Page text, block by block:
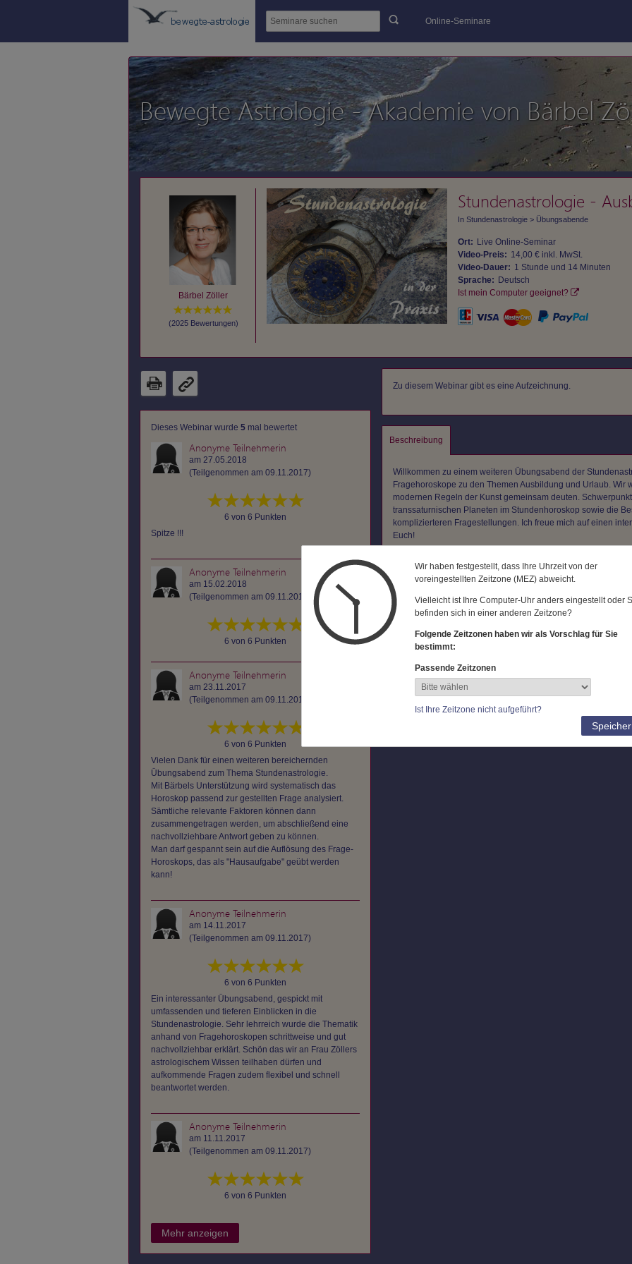
Online-Seminare
Bewegte Astrologie - Akademie von Bärbel
Bärbel Zöller
(2025Bewertungen)
Stundenastrologie -
In Stundenastrologie > Übungsabende
Ort: Live Online-Seminar
Video-Preis: 14,00 € inkl. MwSt.
Video-Dauer: 1 Stunde und 14 Minuten
Sprache: Deutsch
Ist mein Computer geeignet?
Dieses Webinar wurde 5 mal bewertet
Anonyme Teilnehmerin
am 27.05.2018
(Teilgenommen am 09.11.2017)
6 von 6 Punkten
Spitze !!!
Anonyme Teilnehmerin
am 15.02.2018
(Teilgenommen am 09.11.2017)
6 von 6 Punkten
Anonyme Teilnehmerin
am 23.11.2017
(Teilgenommen am 09.11.2017)
6 von 6 Punkten
Vielen Dank für einen weiteren bereichernden
Übungsabend zum Thema Stundenastrologie.
Mit Bärbels Unterstützung wird systematisch das
Horoskop passend zur gestellten Frage analysiert.
Sämtliche relevante Faktoren können dann
zusammengetragen werden, um abschließend eine
nachvollziehbare Antwort geben zu können.
Man darf gespannt sein auf die Auflösung des Frage-
Horoskops, das als "Hausaufgabe" geübt werden
kann!
Anonyme Teilnehmerin
am 14.11.2017
(Teilgenommen am 09.11.2017)
6 von 6 Punkten
Ein interessanter Übungsabend, gespickt mit
umfassenden und tieferen Einblicken in die
Stundenastrologie. Sehr lehrreich wurde die Thematik
anhand von Fragehoroskopen schrittweise und gut
nachvollziehbar erklärt. Schön das wir an Frau Zöllers
astrologischem Wissen teilhaben dürfen und
aufkommende Fragen zudem flexibel und schnell
beantwortet werden.
Anonyme Teilnehmerin
am 11.11.2017
(Teilgenommen am 09.11.2017)
6 von 6 Punkten
Mehr anzeigen
Zu diesem Webinar gibt es eine Aufzeichnung.
Beschreibung
Willkommen zu einem weiteren Übungsabend der
Fragehoroskope zu den Themen Ausbildung und Urlaub.
modernen Regeln der Kunst gemeinsam deuten.
transsaturnischen Planeten im Stundenhoroskop sowie die
komplizierteren Fragestellungen. Ich freue mich auf einen
Euch!
Neuen Interessenten der Stundenastrologie empfehle das
astrologie.edudip.com/w/244606.
Wenn Du Deine Kenntnisse über die essentiellen und
möchtest, lege ich Dir das Video des Stundenastrologie-
Wir haben festgestellt, dass Ihre Uhrzeit von der
voreingestellten Zeitzone (MEZ) abweicht.
Vielleicht ist Ihre Computer-Uhr anders eingestellt oder
befinden sich in einer anderen Zeitzone?
Folgende Zeitzonen haben wir als Vorschlag für Sie
bestimmt:
Passende Zeitzonen
Ist Ihre Zeitzone nicht aufgeführt?